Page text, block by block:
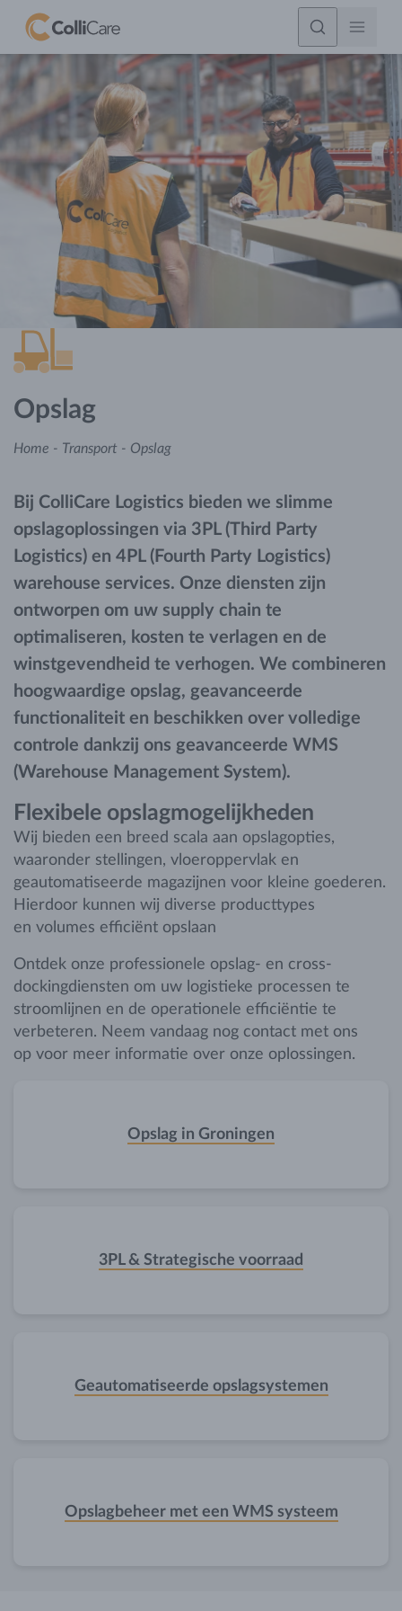
Opslag
Home - Transport - Opslag
Bij ColliCare Logistics bieden we slimme
opslagoplossingen via 3PL (Third Party
Logistics) en 4PL (Fourth Party Logistics)
warehouse services. Onze diensten zijn
ontworpen om uw supply chain te
optimaliseren, kosten te verlagen en de
winstgevendheid te verhogen. We combineren
hoogwaardige opslag, geavanceerde
functionaliteit en beschikken over volledige
controle dankzij ons geavanceerde WMS
(Warehouse Management System).
Flexibele opslagmogelijkheden
Wij bieden een breed scala aan opslagopties,
waaronder stellingen, vloeroppervlak en
geautomatiseerde magazijnen voor kleine goederen.
Hierdoor kunnen wij diverse producttypes
en volumes efficiënt opslaan
Ontdek onze professionele opslag- en cross-
dockingdiensten om uw logistieke processen te
stroomlijnen en de operationele efficiëntie te
verbeteren. Neem vandaag nog contact met ons
op voor meer informatie over onze oplossingen.
Opslag in Groningen
3PL & Strategische voorraad
Geautomatiseerde opslagsystemen
Opslagbeheer met een WMS systeem